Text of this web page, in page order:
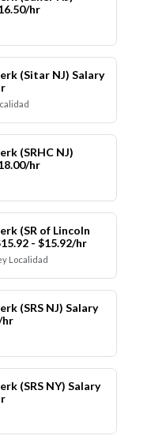
hr
(Sitar NJ) Salary
(SRHC NJ)
hr
(SR of Lincoln
- $15.92/hr
Localidad
(SRS NJ) Salary
hr
(SRS NY) Salary